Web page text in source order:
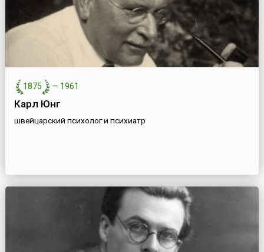
1875 — 1961
Карл Юнг
швейцарский психолог и психиатр